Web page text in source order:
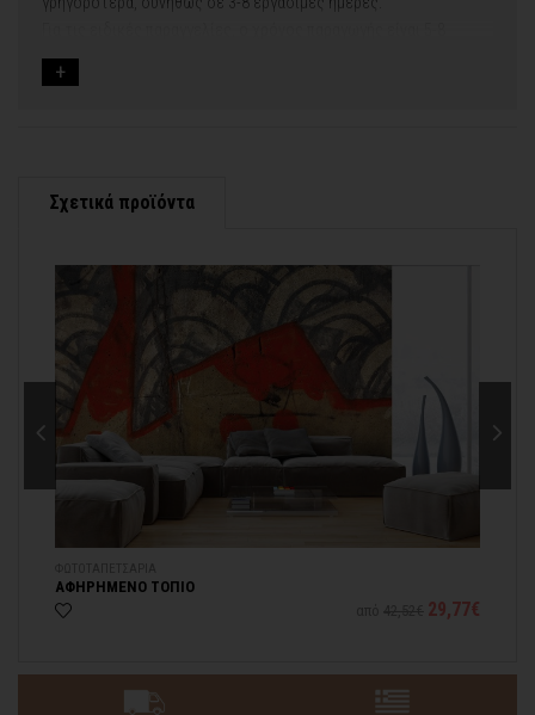
Εφόσον επιλέξετε να προσθέσετε και διακοσμητική κορνίζα
λίγος περισσότερος χρόνος για να παραδοθεί.
Μπορείτε πάντα να επικοινωνείτε μαζί μας για περισσότερες
πληροφορίες στο
Σχετικά προϊόντα
ΑΦΗΡΗΜΕΝΟ ΤΟΠΙΟ
29,77€